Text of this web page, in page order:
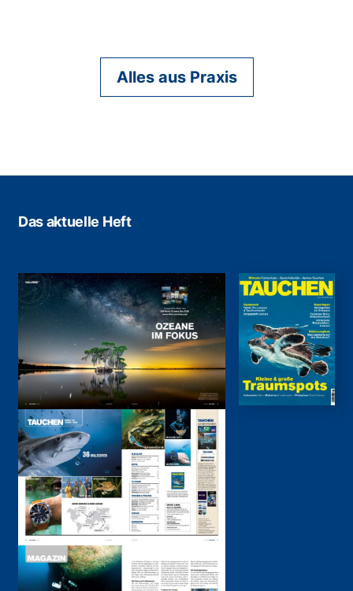
Alles aus Praxis
Das aktuelle Heft